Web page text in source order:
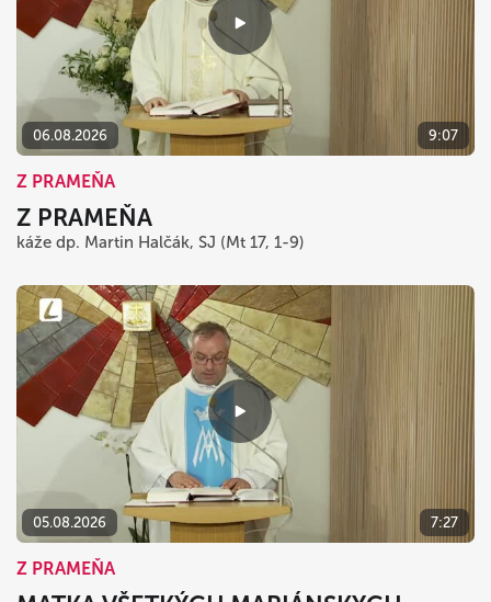
06.08.2026 9:07
Z PRAMEŇA
Z PRAMEŇA
káže dp. Martin Halčák, SJ (Mt 17, 1-9)
05.08.2026 7:27
Z PRAMEŇA